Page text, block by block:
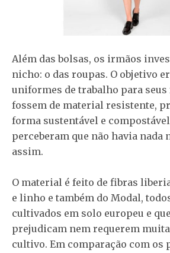
Além das bolsas, os irmãos
nicho: o das roupas. O objetivo
uniformes de trabalho para
fossem de material resistente,
forma sustentável e
perceberam que não havia nada
assim.
O material é feito de fibras
e linho e também do Modal,
cultivados em solo europeu e
prejudicam nem requerem muita
cultivo. Em comparação com os